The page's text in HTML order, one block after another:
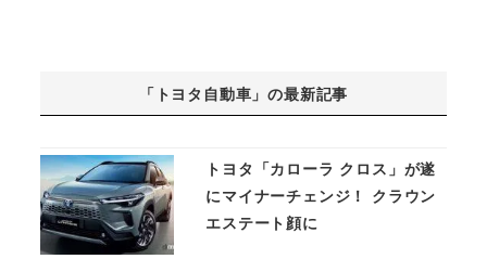
「トヨタ自動車」の最新記事
トヨタ「カローラ クロス」が遂
にマイナーチェンジ！ クラウン
エステート顔に